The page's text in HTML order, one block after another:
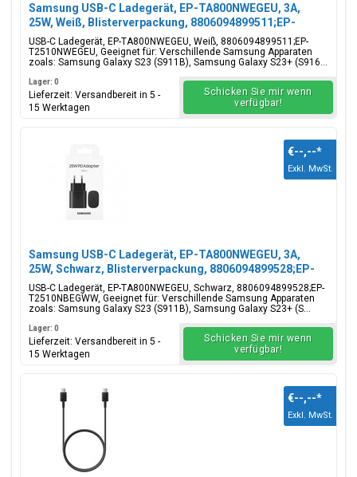
Samsung USB-C Ladegerät, EP-TA800NWEGEU, 3A,
25W, Weiß, Blisterverpackung, 8806094899511;EP-
T2510NWEGEU
USB-C Ladegerät, EP-TA800NWEGEU, Weiß, 8806094899511;EP-
T2510NWEGEU, Geeignet für: Verschillende Samsung Apparaten
zoals: Samsung Galaxy S23 (S911B), Samsung Galaxy S23+ (S916...
Lager: 0
Lieferzeit: Versandbereit in 5 -
15 Werktagen
Schicken Sie mir wenn
verfügbar!
Samsung USB-C Ladegerät, EP-TA800NWEGEU, 3A,
25W, Schwarz, Blisterverpackung, 8806094899528;EP-
T2510NBEGWW
USB-C Ladegerät, EP-TA800NWEGEU, Schwarz, 8806094899528;EP-
T2510NBEGWW, Geeignet für: Verschillende Samsung Apparaten
zoals: Samsung Galaxy S23 (S911B), Samsung Galaxy S23+ (S...
€--,--*
Exkl. MwSt.
Lager: 0
Lieferzeit: Versandbereit in 5 -
15 Werktagen
Schicken Sie mir wenn
verfügbar!
€--,--*
Exkl. MwSt.